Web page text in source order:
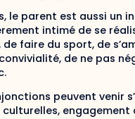
le parent est aussi un
intimé de se
de faire du sport, de
de ne pas
peuvent venir
engagement